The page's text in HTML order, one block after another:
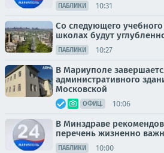
ПАБЛИКИ 10:31
Со следующего учебного
школах будут
ПАБЛИКИ 10:27
В Мариуполе
административного
Московской
ОФИЦ. 10:06
В Минздраве
перечень жизненно
ПАБЛИКИ 10:00